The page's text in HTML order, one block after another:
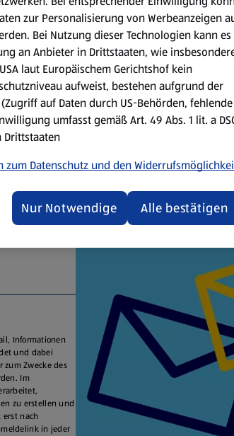
Wurstwaren durchaus beliebt.
und Innereien bei der Zubereitung
Trocknen mit oder ohne zusätzliches
und Kunden auch bei HOFER -
Eine
Informationen
und dabei
zum Zwecke des
Im
zu erstellen und
erst nach
in jeder
zur Personalisierung von Werbeanzeigen
Bei Nutzung dieser Technologien kann es
an Anbieter in Drittstaaten, wie
laut Europäischem Gerichtshof kein
aufweist, bestehen aufgrund der
auf Daten durch US-Behörden, fehlende
umfasst gemäß Art. 49 Abs. 1 lit. a
zum Datenschutz und den
Nur Notwendige Alle bestätigen